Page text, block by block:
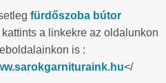
fürdőszoba bútor
a linkekre az oldalunkon
is :
</